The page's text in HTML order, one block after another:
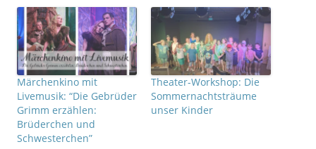
e
i
l
e
n
(
W
i
r
d
n
n
e
u
m
e
e
n
(
W
i
r
d
i
n
n
e
u
m
Märchenkino mit
Livemusik: “Die Gebrüder
Grimm erzählen:
Brüderchen und
Schwesterchen”
Theater-Workshop: Die
Sommernachtsträume
unser Kinder